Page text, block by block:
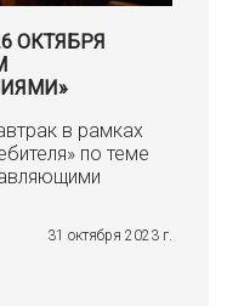
ОКТЯБРЯ
в рамках
по теме
31 октября 2023 г.